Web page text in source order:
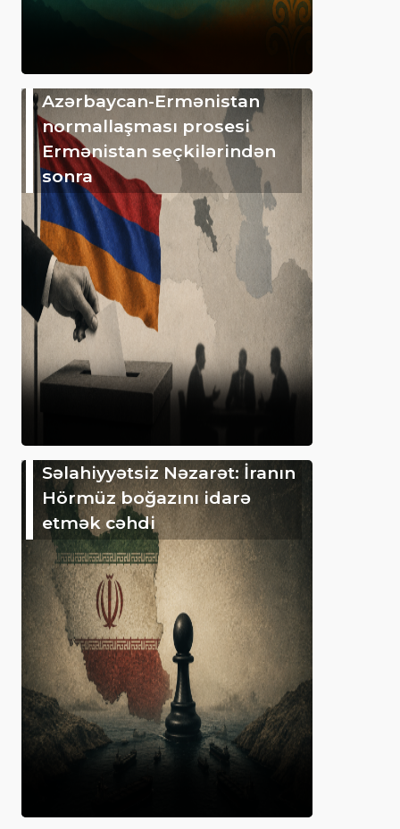
Azərbaycan-Ermənistan
normallaşması prosesi
Ermənistan seçkilərindən
sonra
Səlahiyyətsiz Nəzarət: İranın
Hörmüz boğazını idarə
etmək cəhdi